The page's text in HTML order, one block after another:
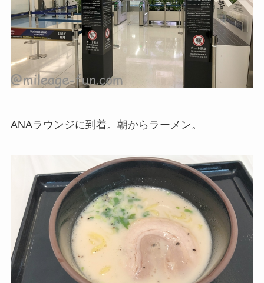
ANAラウンジに到着。朝からラーメン。